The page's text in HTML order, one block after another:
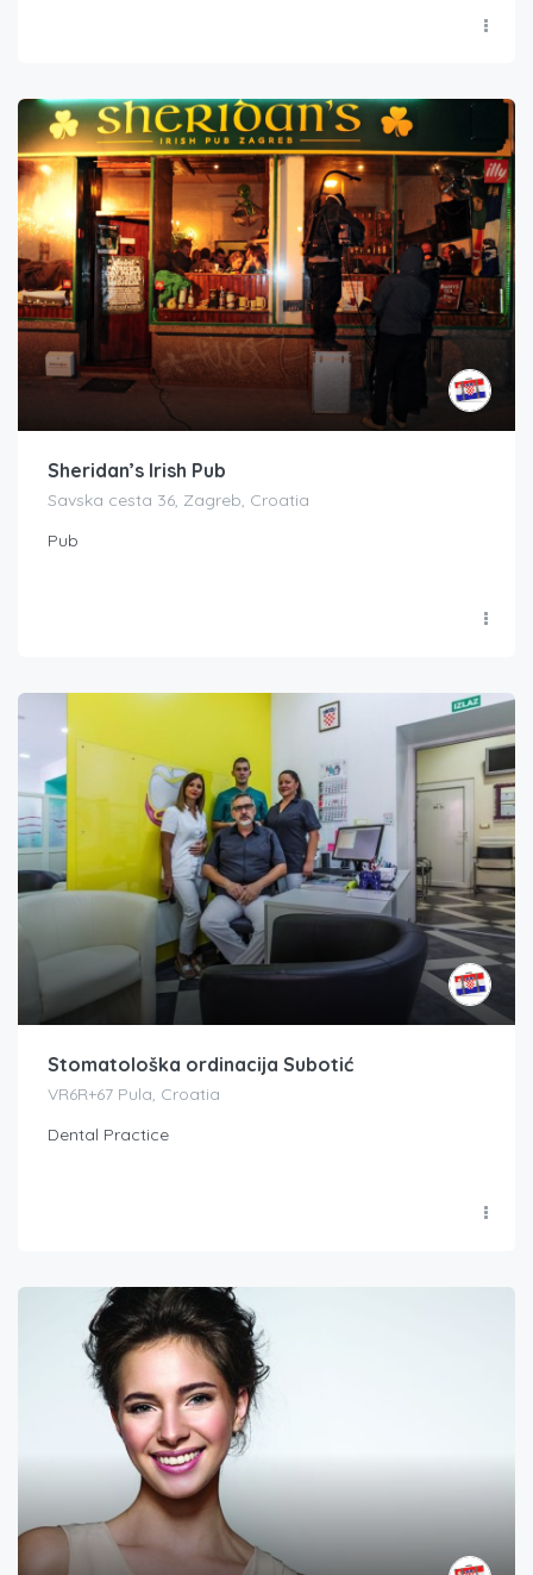
Sheridan’s Irish Pub
Savska cesta 36, Zagreb, Croatia
Pub
Stomatološka ordinacija Subotić
VR6R+67 Pula, Croatia
Dental Practice